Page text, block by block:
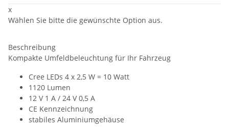
x
Wählen Sie bitte die gewünschte Option aus.
Beschreibung
Kompakte Umfeldbeleuchtung für Ihr Fahrzeug
Cree LEDs 4 x 2,5 W = 10 Watt
1120 Lumen
12 V 1 A / 24 V 0,5 A
CE Kennzeichnung
stabiles Aluminiumgehäuse